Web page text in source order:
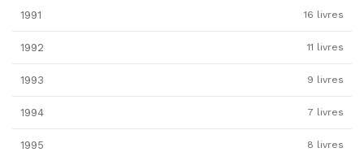
1991 16 livres
1992 11 livres
1993 9 livres
1994 7 livres
1995 8 livres